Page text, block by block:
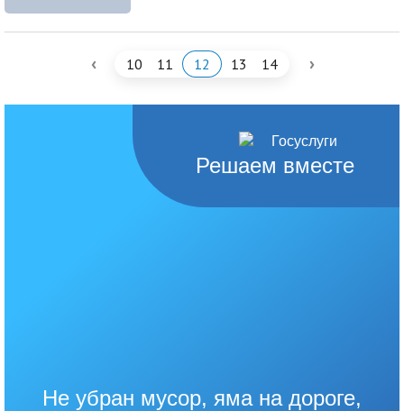
‹ 10 11 12 13 14 ›
Решаем вместе
Не убран мусор, яма на дороге,